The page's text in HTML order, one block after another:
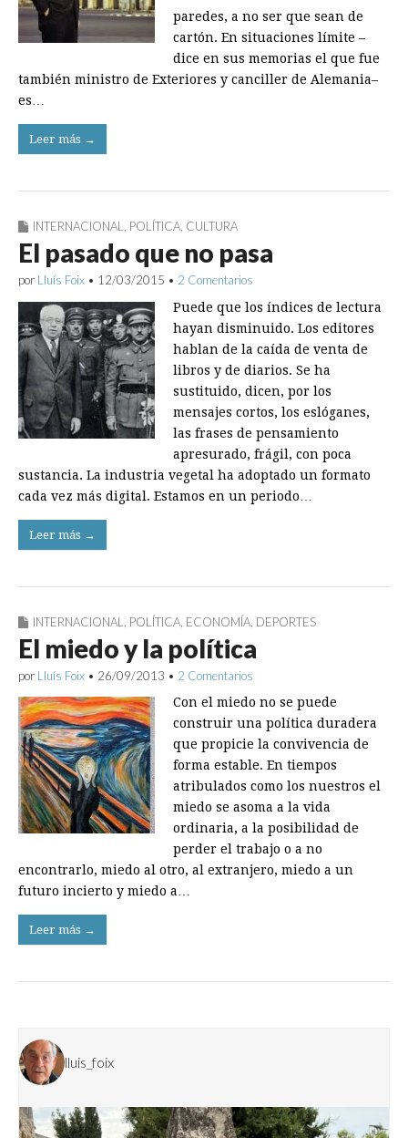
paredes, a no ser que sean de
cartón. En situaciones límite –
dice en sus memorias el que fue
también ministro de Exteriores y canciller de Alemania–
es…
Leer más →
INTERNACIONAL POLÍTICA CULTURA
El pasado que no pasa
por Lluís Foix • 12/03/2015 • 2 Comentarios
Puede que los índices de lectura
hayan disminuido. Los editores
hablan de la caída de venta de
libros y de diarios. Se ha
sustituido, dicen, por los
mensajes cortos, los eslóganes,
las frases de pensamiento
apresurado, frágil, con poca
sustancia. La industria vegetal ha adoptado un formato
cada vez más digital. Estamos en un periodo…
Leer más →
INTERNACIONAL POLÍTICA ECONOMÍA DEPORTES
El miedo y la política
por Lluís Foix • 26/09/2013 • 2 Comentarios
Con el miedo no se puede
construir una política duradera
que propicie la convivencia de
forma estable. En tiempos
atribulados como los nuestros el
miedo se asoma a la vida
ordinaria, a la posibilidad de
perder el trabajo o a no
encontrarlo, miedo al otro, al extranjero, miedo a un
futuro incierto y miedo a…
Leer más →
lluis_foix